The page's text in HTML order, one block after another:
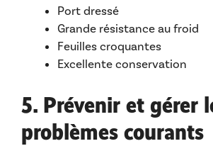
Port dressé
Grande résistance au froid
Feuilles croquantes
Excellente conservation
5. Prévenir et gérer
problèmes courants